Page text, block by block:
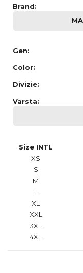
Brand:
Gen:
Color:
Divizie:
Varsta:
Size INTL
XS
S
M
L
XL
XXL
3XL
4XL